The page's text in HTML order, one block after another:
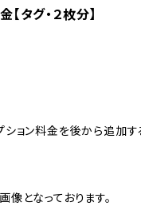
タグ・２枚分】
ション料金を後から追加す
となっております。